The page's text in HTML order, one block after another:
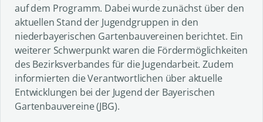
auf dem Programm. Dabei wurde zunächst über den
aktuellen Stand der Jugendgruppen in den
niederbayerischen Gartenbauvereinen berichtet. Ein
weiterer Schwerpunkt waren die Fördermöglichkeiten
des Bezirksverbandes für die Jugendarbeit. Zudem
informierten die Verantwortlichen über aktuelle
Entwicklungen bei der Jugend der Bayerischen
Gartenbauvereine (JBG).